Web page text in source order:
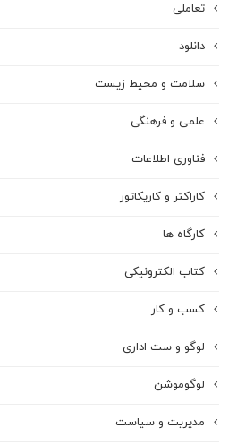
تعاملی
دانلود
سلامت و محیط زیست
علمی و فرهنگی
فناوری اطلاعات
کاراکتر و کاریکاتور
کارگاه ها
کتاب الکترونیکی
کسب و کار
لوگو و ست اداری
لوگوموشن
مدیریت و سیاست